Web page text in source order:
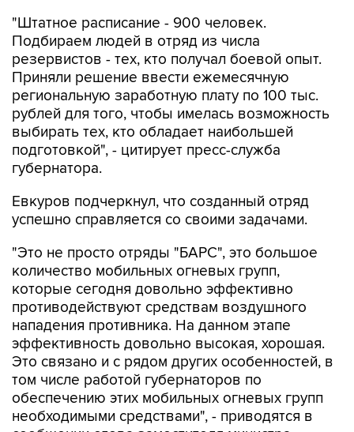
"Штатное расписание - 900 человек.
Подбираем людей в отряд из числа
резервистов - тех, кто получал боевой опыт.
Приняли решение ввести ежемесячную
региональную заработную плату по 100 тыс.
рублей для того, чтобы имелась возможность
выбирать тех, кто обладает наибольшей
подготовкой", - цитирует пресс-служба
губернатора.
Евкуров подчеркнул, что созданный отряд
успешно справляется со своими задачами.
"Это не просто отряды "БАРС", это большое
количество мобильных огневых групп,
которые сегодня довольно эффективно
противодействуют средствам воздушного
нападения противника. На данном этапе
эффективность довольно высокая, хорошая.
Это связано и с рядом других особенностей, в
том числе работой губернаторов по
обеспечению этих мобильных огневых групп
необходимыми средствами", - приводятся в